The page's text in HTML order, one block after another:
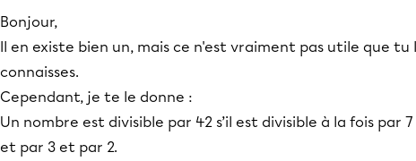
Bonjour,
Il en existe bien un, mais ce n'est vraiment pas utile que tu
connaisses.
Cependant, je te le donne :
Un nombre est divisible par 42 s’il est divisible à la fois par 7
et par 3 et par 2.